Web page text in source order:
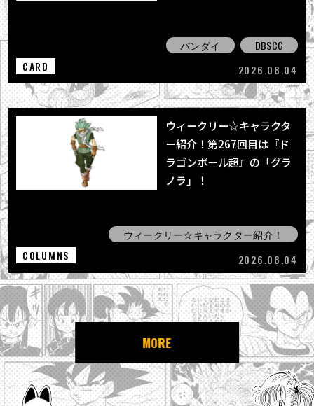
バンダイ
DBSCG
CARD
2026.08.04
ウィークリー☆キャラクタ
ー紹介！第267回目は『ド
ラゴンボール超』の「グラ
ノラ」！
ウィークリー☆キャラクター紹介！
COLUMNS
2026.08.04
MORE